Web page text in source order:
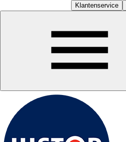
Klantenservice